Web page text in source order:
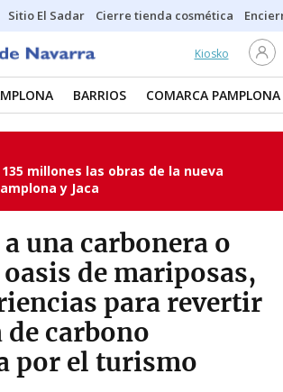
Sitio El Sadar Cierre tienda cosmética
Kiosko
BARRIOS COMARCA PAMPLONA
millones las obras de la nueva
y Jaca
una carbonera o
de mariposas,
para revertir
carbono
por el turismo